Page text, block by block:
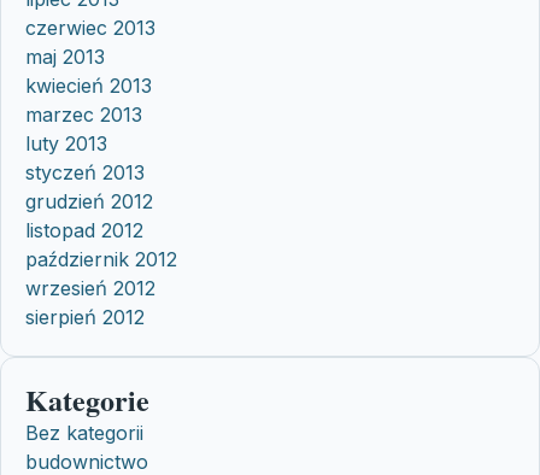
czerwiec 2013
maj 2013
kwiecień 2013
marzec 2013
luty 2013
styczeń 2013
grudzień 2012
listopad 2012
październik 2012
wrzesień 2012
sierpień 2012
Kategorie
Bez kategorii
budownictwo